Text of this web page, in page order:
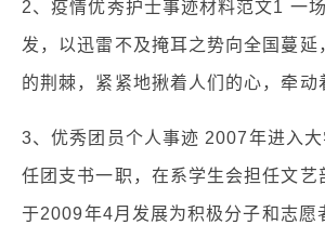
2、疫情优秀护士事迹材料范文1 一
发，以迅雷不及掩耳之势向全国蔓延
的荆棘，紧紧地揪着人们的心，牵动
3、优秀团员个人事迹 2007年进入
任团支书一职，在系学生会担任文艺
于2009年4月发展为积极分子和志愿